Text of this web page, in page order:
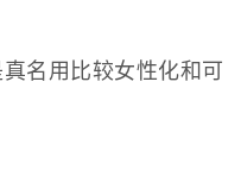
名用比较女性化和可